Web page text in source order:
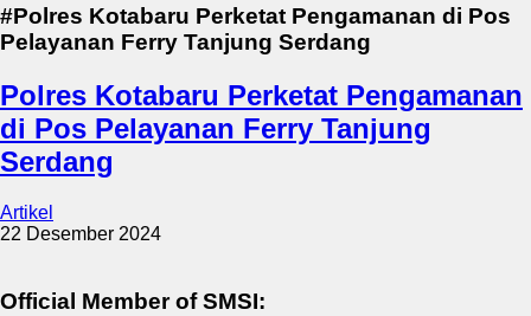
#Polres Kotabaru Perketat Pengamanan di Pos
Pelayanan Ferry Tanjung Serdang
Polres Kotabaru Perketat Pengamanan
di Pos Pelayanan Ferry Tanjung
Serdang
Artikel
22 Desember 2024
Official Member of SMSI: